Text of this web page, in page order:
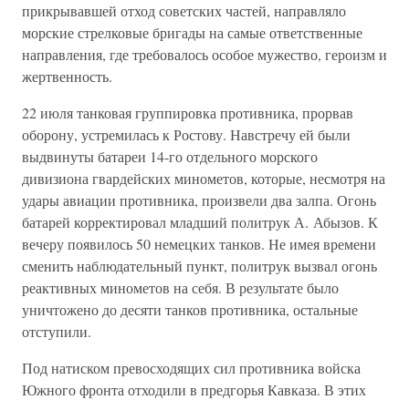
прикрывавшей отход советских частей, направляло
морские стрелковые бригады на самые ответственные
направления, где требовалось особое мужество, героизм и
жертвенность.
22 июля танковая группировка противника, прорвав
оборону, устремилась к Ростову. Навстречу ей были
выдвинуты батареи 14-го отдельного морского
дивизиона гвардейских минометов, которые, несмотря на
удары авиации противника, произвели два залпа. Огонь
батарей корректировал младший политрук А. Абызов. К
вечеру появилось 50 немецких танков. Не имея времени
сменить наблюдательный пункт, политрук вызвал огонь
реактивных минометов на себя. В результате было
уничтожено до десяти танков противника, остальные
отступили.
Под натиском превосходящих сил противника войска
Южного фронта отходили в предгорья Кавказа. В этих